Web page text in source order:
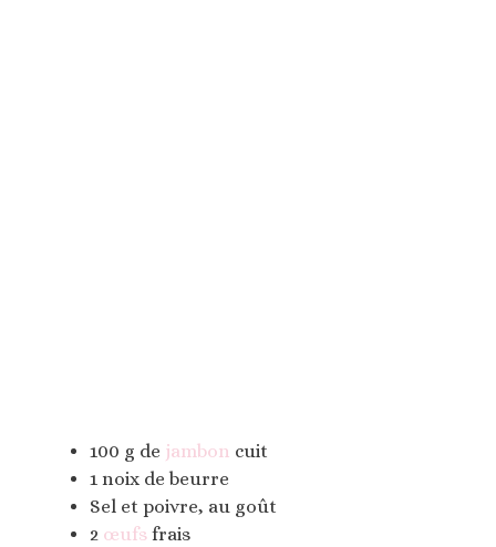
100 g de jambon cuit
1 noix de beurre
Sel et poivre, au goût
2 œufs frais